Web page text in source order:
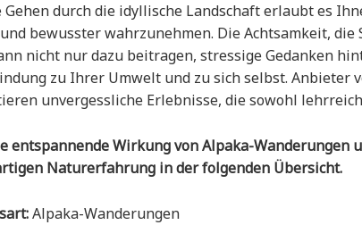
Gehen durch die idyllische Landschaft erlaubt es
bewusster wahrzunehmen. Die Achtsamkeit, die
nicht nur dazu beitragen, stressige Gedanken
zu Ihrer Umwelt und zu sich selbst. Anbieter
unvergessliche Erlebnisse, die sowohl
entspannende Wirkung von Alpaka-Wanderungen
Naturerfahrung in der folgenden Übersicht.
Alpaka-Wanderungen